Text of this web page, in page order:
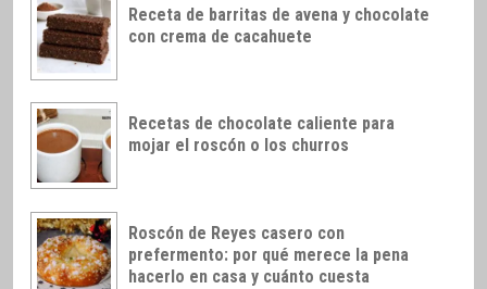
Receta de barritas de avena y chocolate
con crema de cacahuete
Recetas de chocolate caliente para
mojar el roscón o los churros
Roscón de Reyes casero con
prefermento: por qué merece la pena
hacerlo en casa y cuánto cuesta